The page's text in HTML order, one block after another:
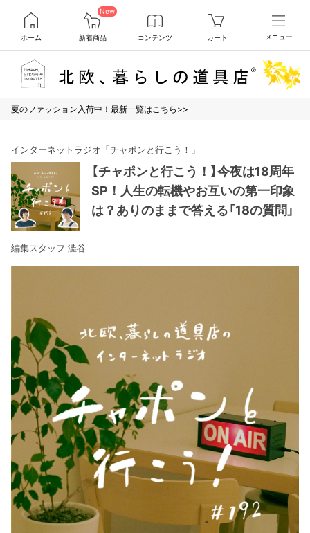
ホーム
New
新着商品 コンテンツ カート メニュー
夏のファッション入荷中！最新一覧はこちら>>
インターネットラジオ「チャポンと行こう！」
【チャポンと行こう！】今夜は18周年
SP！人生の転機やお互いの第一印象
は？ありのままで答える「18の質問」
編集スタッフ 澁谷